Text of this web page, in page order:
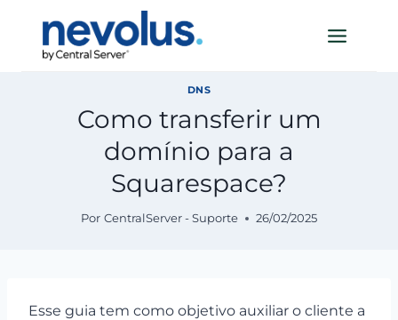
DNS
Como transferir um
domínio para a
Squarespace?
Por CentralServer - Suporte 26/02/2025
Esse guia tem como objetivo auxiliar o cliente a